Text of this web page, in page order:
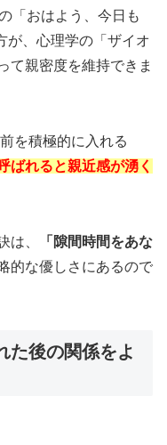
「おはよう、今日も
、心理学の「 ザイオ
て親密度を維持できま
を積極的に入れる
ばれると親近感が湧く
は、
「隙間時間をあな
的な優しさにあるので
た後の関係をよ